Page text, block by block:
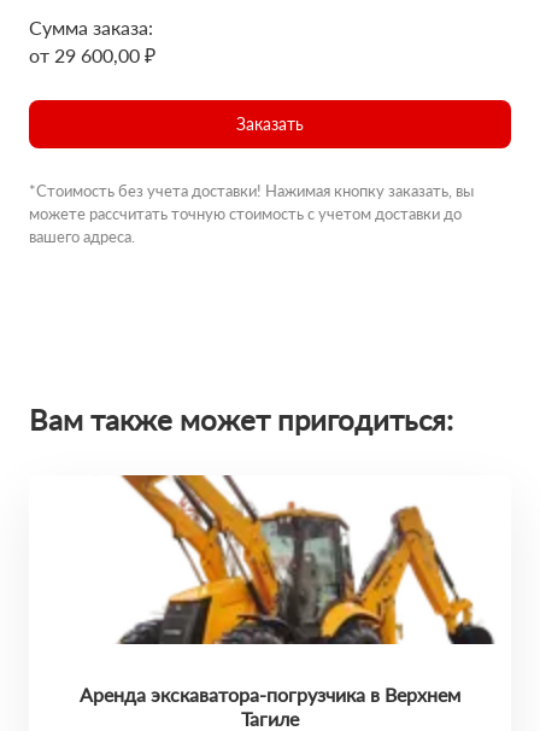
Сумма заказа:
от 29 600,00 ₽
Заказать
*Стоимость без учета доставки! Нажимая кнопку заказать, вы
можете рассчитать точную стоимость с учетом доставки до
вашего адреса.
Вам также может пригодиться:
Аренда экскаватора-погрузчика в Верхнем
Тагиле